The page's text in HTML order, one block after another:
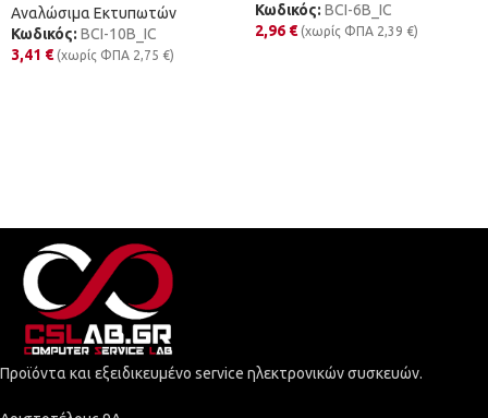
Αναλώσιμα Εκτυπωτών
Κωδικός: BCI-10B_IC
3,41 € (χωρίς ΦΠΑ 2,75 €)
Κωδικός: BCI-6B_IC
2,96 € (χωρίς ΦΠΑ 2,39 €)
Προϊόντα και εξειδικευμένο service ηλεκτρονικών συσκευών.